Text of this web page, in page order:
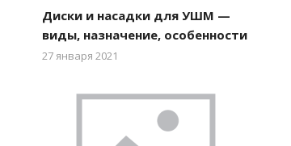
Диски и насадки для УШМ —
виды, назначение, особенности
27 января 2021